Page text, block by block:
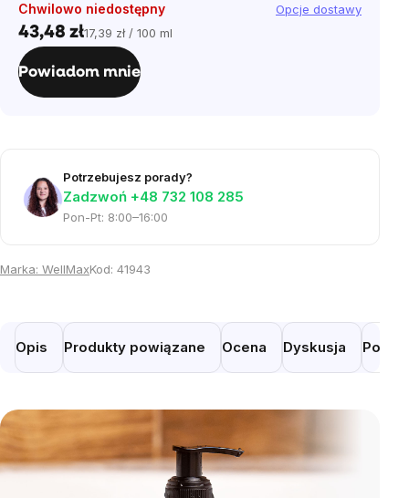
Chwilowo niedostępny Opcje dostawy
43,48 złCena
jednostkowa:
17,39 zł / 100 ml
Powiadom mnie
Potrzebujesz porady?
Zadzwoń +48 732 108 285
Pon-Pt: 8:00–16:00
Marka: WellMaxKod: 41943
Opis Produkty powiązane Ocena Dyskusja